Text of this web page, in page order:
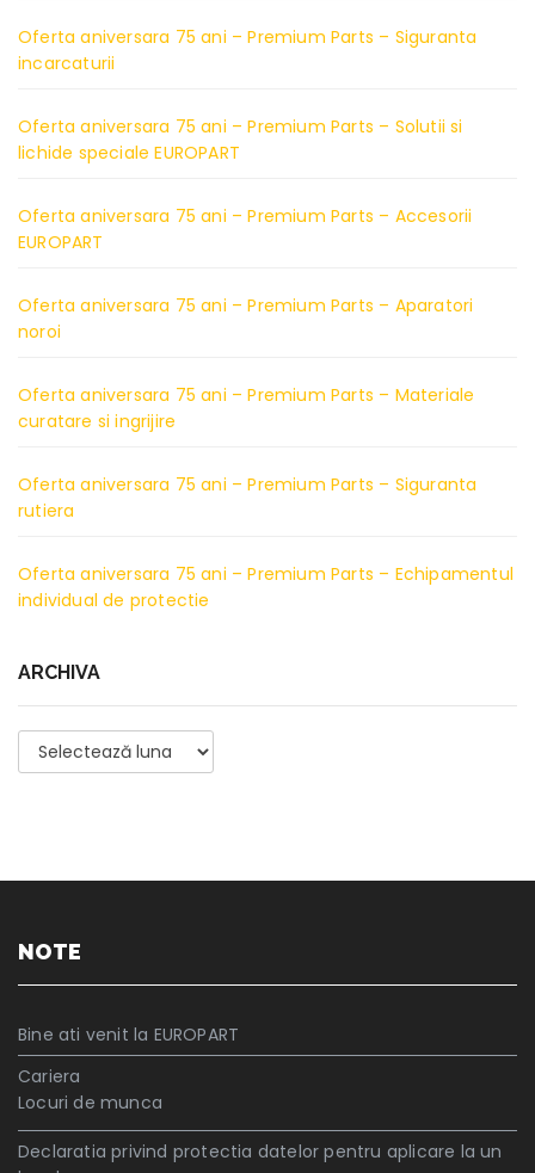
Oferta aniversara 75 ani – Premium Parts – Siguranta
incarcaturii
Oferta aniversara 75 ani – Premium Parts – Solutii si
lichide speciale EUROPART
Oferta aniversara 75 ani – Premium Parts – Accesorii
EUROPART
Oferta aniversara 75 ani – Premium Parts – Aparatori
noroi
Oferta aniversara 75 ani – Premium Parts – Materiale
curatare si ingrijire
Oferta aniversara 75 ani – Premium Parts – Siguranta
rutiera
Oferta aniversara 75 ani – Premium Parts – Echipamentul
individual de protectie
ARCHIVA
Archiva
NOTE
Bine ati venit la EUROPART
Cariera
Locuri de munca
Declaratia privind protectia datelor pentru aplicare la un